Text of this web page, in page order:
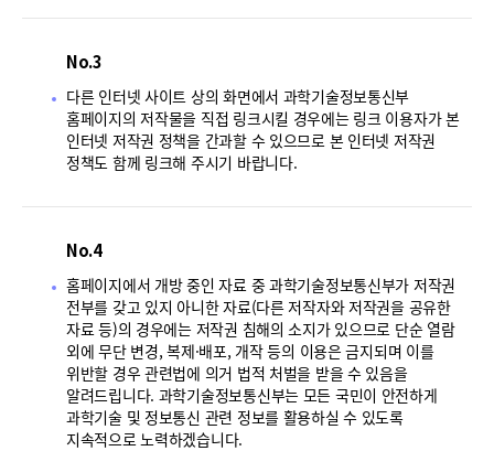
No.3
다른 인터넷 사이트 상의 화면에서 과학기술정보통신부
홈페이지의 저작물을 직접 링크시킬 경우에는 링크 이용자가 본
인터넷 저작권 정책을 간과할 수 있으므로 본 인터넷 저작권
정책도 함께 링크해 주시기 바랍니다.
No.4
홈페이지에서 개방 중인 자료 중 과학기술정보통신부가 저작권
전부를 갖고 있지 아니한 자료(다른 저작자와 저작권을 공유한
자료 등)의 경우에는 저작권 침해의 소지가 있으므로 단순 열람
외에 무단 변경, 복제·배포, 개작 등의 이용은 금지되며 이를
위반할 경우 관련법에 의거 법적 처벌을 받을 수 있음을
알려드립니다. 과학기술정보통신부는 모든 국민이 안전하게
과학기술 및 정보통신 관련 정보를 활용하실 수 있도록
지속적으로 노력하겠습니다.